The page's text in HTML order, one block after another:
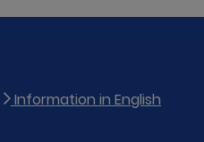
Information in English